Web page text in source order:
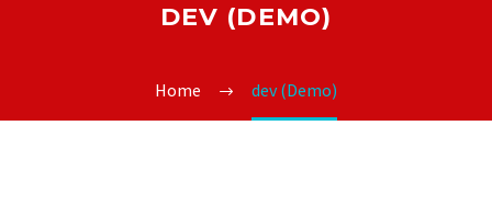
DEV (DEMO)
Home dev (Demo)